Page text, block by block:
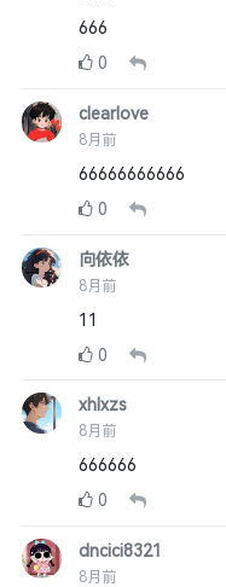
666
0
clearlove
8月前
66666666666
0
向依依
8月前
11
0
xhlxzs
8月前
666666
0
dncici8321
8月前